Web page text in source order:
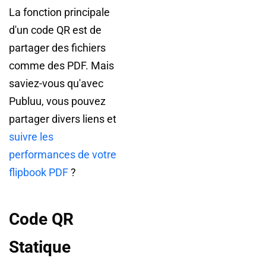
La fonction principale
d'un code QR est de
partager des fichiers
comme des PDF. Mais
saviez-vous qu'avec
Publuu, vous pouvez
partager divers liens et
suivre les
performances de votre
flipbook PDF?
Code QR
Statique